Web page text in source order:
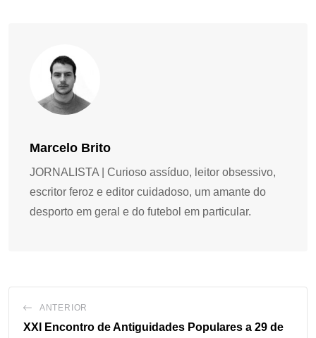
Marcelo Brito
JORNALISTA | Curioso assíduo, leitor obsessivo,
escritor feroz e editor cuidadoso, um amante do
desporto em geral e do futebol em particular.
ANTERIOR
XXI Encontro de Antiguidades Populares a 29 de